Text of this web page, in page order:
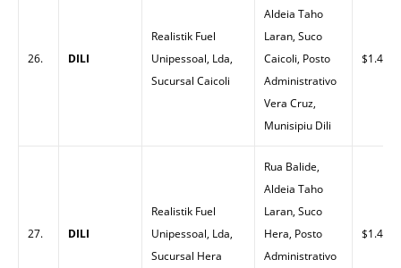
26. DILI
Realistik Fuel
Unipessoal, Lda,
Sucursal Caicoli
Aldeia Taho
Laran, Suco
Caicoli, Posto
Administrativo
Vera Cruz,
Munisipiu Dili
$1.47
27. DILI
Realistik Fuel
Unipessoal, Lda,
Sucursal Hera
Rua Balide,
Aldeia Taho
Laran, Suco
Hera, Posto
Administrativo
$1.47